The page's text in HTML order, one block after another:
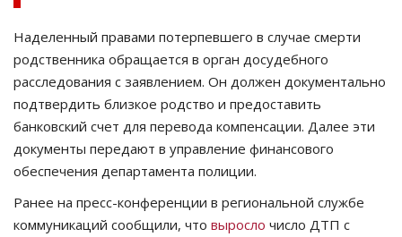
Наделенный правами потерпевшего в случае смерти
родственника обращается в орган досудебного
расследования с заявлением. Он должен документально
подтвердить близкое родство и предоставить
банковский счет для перевода компенсации. Далее эти
документы передают в управление финансового
обеспечения департамента полиции.
Ранее на пресс-конференции в региональной службе
коммуникаций сообщили, что выросло число ДТП с